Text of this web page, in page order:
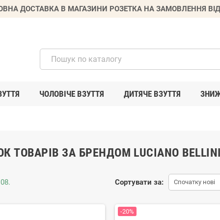
ДОСТАВКА В МАГАЗИНИ РОЗЕТКА НА ЗАМОВЛЕННЯ
ЧОЛОВІЧЕ ВЗУТТЯ ДИТЯЧЕ ВЗУТТЯ
ТОВАРІВ ЗА БРЕНДОМ LUCIANO BELLINI
Сортувати за: Спочатку нові
-20%